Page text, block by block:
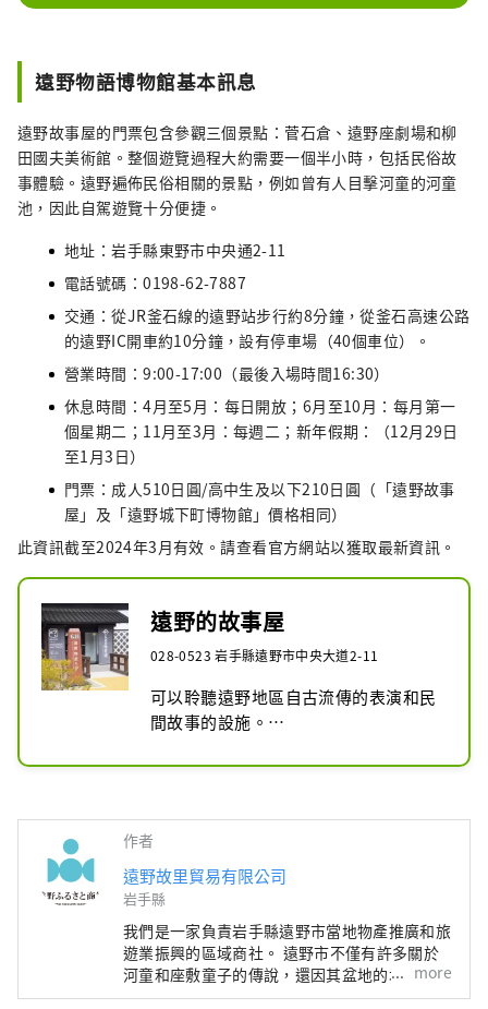
遠野物語博物館基本訊息
遠野故事屋的門票包含參觀三個景點：菅石倉、遠野座劇場和柳
田國夫美術館。整個遊覽過程大約需要一個半小時​​，包括民俗故
事體驗。遠野遍佈民俗相關的景點，例如曾有人目擊河童的河童
池，因此自駕遊覽十分便捷。
地址：岩手縣東野市中央通2-11
電話號碼：0198-62-7887
交通：從JR釜石線的遠野站步行約8分鐘，從釜石高速公路
的遠野IC開車約10分鐘，設有停車場（40個車位）。
營業時間：9:00-17:00（最後入場時間16:30）
休息時間：4月至5月：每日開放；6月至10月：每月第一
個星期二；11月至3月：每週二；新年假期：（12月29日
至1月3日）
門票：成人510日圓/高中生及以下210日圓（「遠野故事
屋」及「遠野城下町博物館」價格相同）
此資訊截至2024年3月有效。請查看官方網站以獲取最新資訊。
遠野的故事屋
028-0523 岩手縣遠野市中央大道2-11
可以聆聽遠野地區自古流傳的表演和民
間故事的設施。
都可以直觀地享受遊戲。
作者
遠野故里貿易有限公司
岩手縣
我們是一家負責岩手縣遠野市當地物產推廣和旅
遊業振興的區域商社。 遠野市不僅有許多關於
河童和座敷童子的傳說，還因其盆地的地理位置
而盛產豐富的農畜產品，其中啤酒用啤酒花的產
more